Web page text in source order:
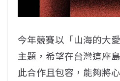
今年競賽以「山海的大
主題，希望在台灣這座
此合作且包容，能夠將